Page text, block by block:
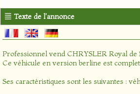
Texte de l'annonce
Professionnel vend CHRYSLER Royal de
Ce véhicule en version berline est
Ses caractéristiques sont les suivantes :